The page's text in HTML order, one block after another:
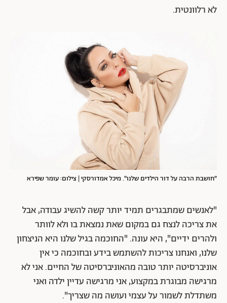
לא רלוונטית.
"חושבת הרבה על דור הילדים שלנו". מיכל אמדורסקי | צילום: עומר שפירא
"לאנשים שמתבגרים תמיד יותר קשה להשיג עבודה, אבל
את צריכה לנצח גם במקום שאת נמצאת בו ולא לוותר
ולהרים ידיים", היא עונה. "החוכמה בגיל שלנו היא הניצחון
שלנו, ואנחנו צריכות להשתמש בידע ובחוכמה כי אין
אוניברסיטה יותר טובה מהאוניברסיטה של החיים. אני לא
מרגישה מבוגרת במקצוע, אני מרגישה עדיין ילדה ואני
משתדלת לשמור על עצמי ועושה מה שצריך".